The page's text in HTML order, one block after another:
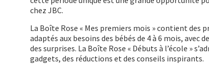
chez JBC.
La Boîte Rose « Mes premiers mois » contient
adaptés aux besoins des bébés de 4 à 6 mois,
des surprises. La Boîte Rose « Débuts à l’école »
gadgets, des réductions et des conseils inspirants.